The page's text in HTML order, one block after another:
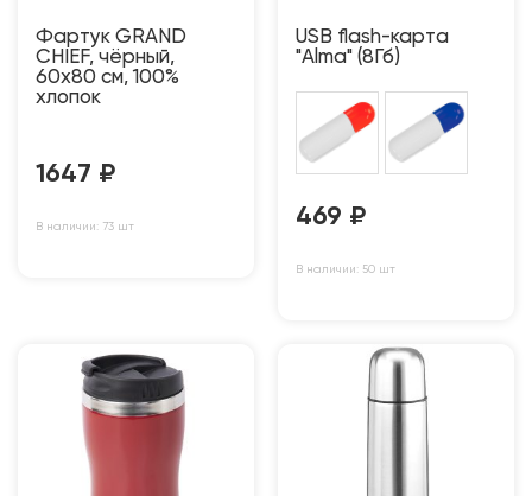
Фартук GRAND
CHIEF, чёрный,
60х80 см, 100%
хлопок
1647 ₽
В наличии: 73 шт
USB flash-карта
"Alma" (8Гб)
469 ₽
В наличии: 50 шт